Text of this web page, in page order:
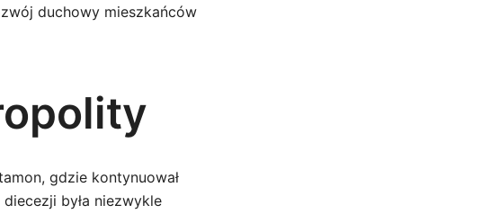
duchowy mieszkańców
gdzie kontynuował
była niezwykle